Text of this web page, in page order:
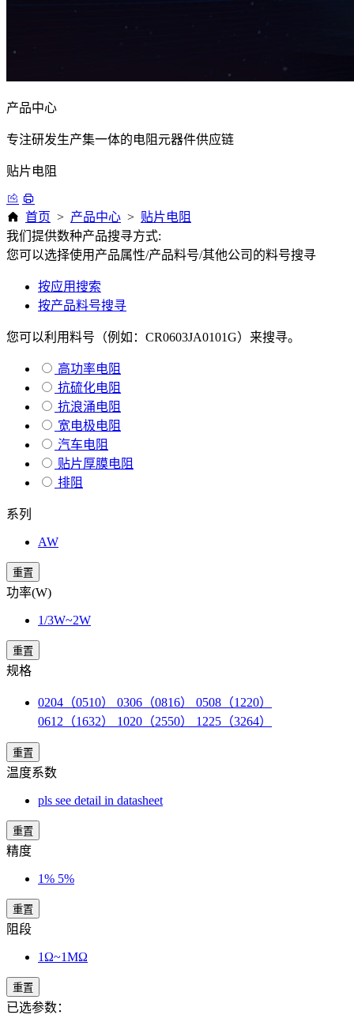
产品中心
专注研发生产集一体的电阻元器件供应链
贴片电阻
首页 > 产品中心 > 贴片电阻
我们提供数种产品搜寻方式:
您可以选择使用产品属性/产品料号/其他公司的料号搜寻
按应用搜索
按产品料号搜寻
您可以利用料号（例如：CR0603JA0101G）来搜寻。
高功率电阻
抗硫化电阻
抗浪涌电阻
宽电极电阻
汽车电阻
贴片厚膜电阻
排阻
系列
AW
重置
功率(W)
1/3W~2W
重置
规格
0204（0510） 0306（0816） 0508（1220）
0612（1632） 1020（2550） 1225（3264）
重置
温度系数
pls see detail in datasheet
重置
精度
1% 5%
重置
阻段
1Ω~1MΩ
重置
已选参数：